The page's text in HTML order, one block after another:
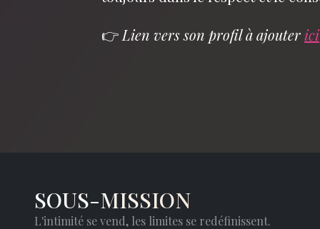
👉 Lien vers son profil à ajouterici
SOUS-MISSION
L'intimité se vend, les limites se redéfinissent.